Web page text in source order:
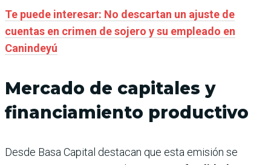
Te puede interesar: No descartan un ajuste de
cuentas en crimen de sojero y su empleado en
Canindeyú
Mercado de capitales y
financiamiento productivo
Desde Basa Capital destacan que esta emisión se